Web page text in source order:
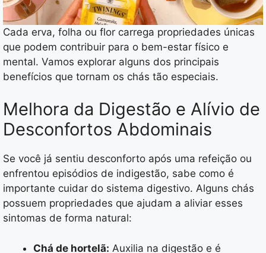
Cada erva, folha ou flor carrega propriedades únicas
que podem contribuir para o bem-estar físico e
mental. Vamos explorar alguns dos principais
benefícios que tornam os chás tão especiais.
Melhora da Digestão e Alívio de
Desconfortos Abdominais
Se você já sentiu desconforto após uma refeição ou
enfrentou episódios de indigestão, sabe como é
importante cuidar do sistema digestivo. Alguns chás
possuem propriedades que ajudam a aliviar esses
sintomas de forma natural:
Chá de hortelã: Auxilia na digestão e é